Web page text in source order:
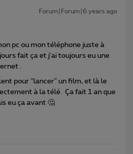
Forum|Forum|6 years ago
pc ou mon téléphone juste à
fait ça et j'ai toujours eu une
.
pour "lancer" un film, et là le
à la télé. Ça fait 1 an que
eu ça avant 🤔